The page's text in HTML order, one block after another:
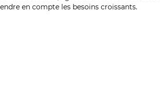
en compte les besoins croissants.